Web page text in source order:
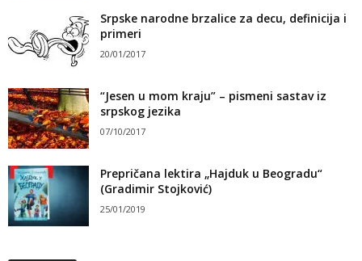
Srpske narodne brzalice za decu, definicija i
primeri
20/01/2017
“Jesen u mom kraju” – pismeni sastav iz
srpskog jezika
07/10/2017
Prepričana lektira „Hajduk u Beogradu“
(Gradimir Stojković)
25/01/2019